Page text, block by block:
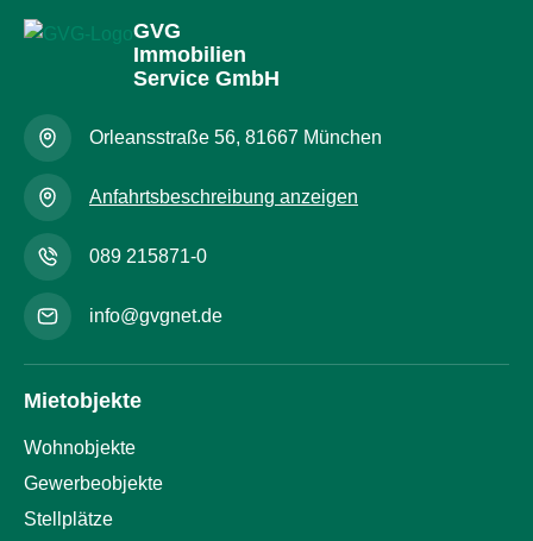
GVG
Immobilien
Service GmbH
Orleansstraße 56, 81667 München
Anfahrtsbeschreibung anzeigen
089 215871-0
info@gvgnet.de
Mietobjekte
Wohnobjekte
Gewerbeobjekte
Stellplätze